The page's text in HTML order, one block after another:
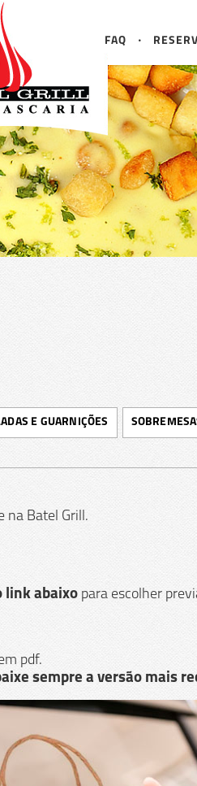
FAQ
E GUARNIÇÕES
na Batel Grill.
link abaixo para escolher
pdf.
sempre a versão mais